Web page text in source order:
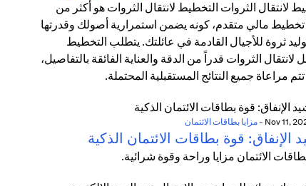
لانتقال الثروات التخطيط لانتقال الثروات هو أكثر من
مالي متقدم، كونه يضمن استمرارية أصولك وقدرتها
ثروة للأجيال القادمة في عائلتك. يتطلب التخطيط
لانتقال الثروات قدراً من الدقة والعناية الفائقة بالتفاصيل،
مراعاة جميع النتائج المستقبلية المحتملة.
- مزايا بطاقات الائتمان
الإنفاق: قوة بطاقات الائتمان الذكية
الائتمان مزايا وراحة وقوة شرائية.